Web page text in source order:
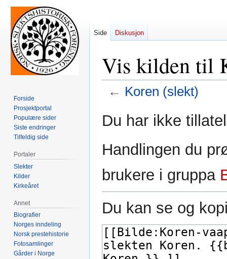
Vis kilden til
← Koren (slekt)
til
til
Du har ikke
Handlingen du
brukere i gruppa
Du kan se og
Side Diskusjon
Forside
Prosjektportal
Populære sider
Siste endringer
Tilfeldig side
Portaler
Slekter
Kilder
Kirkeåret
Annet
Biografier
Norges inndeling
Norsk prestehistorie
Fotosamlinger
Gårder i Norge